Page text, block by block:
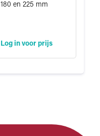
180 en 225 mm
Log in voor prijs